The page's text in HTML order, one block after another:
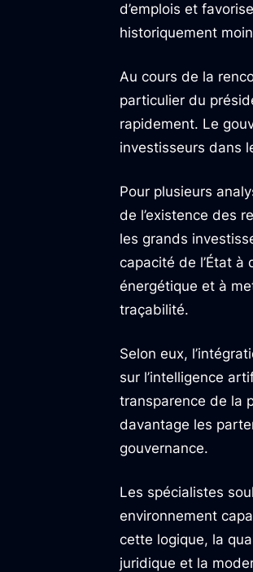
d’emplois et
historiquement
Au cours de la
particulier du
rapidement. Le
investisseurs dans
Pour plusieurs
de l’existence des
les grands
capacité de l’État
énergétique et à
traçabilité.
Selon eux,
sur l’intelligence
transparence de la
davantage les
gouvernance.
Les spécialistes
environnement
cette logique, la
juridique et la